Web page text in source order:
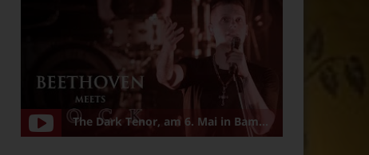
The Dark Tenor, am 6. Mai in Bamberg